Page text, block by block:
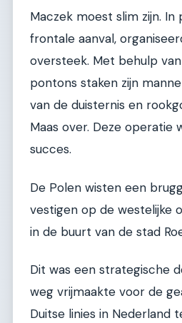
Maczek moest slim zijn. In
frontale aanval,
oversteek. Met behulp
pontons staken zijn
van de duisternis en
Maas over. Deze operatie
succes.
De Polen wisten een
vestigen op de westelijke
in de buurt van de stad
Dit was een strategische
weg vrijmaakte voor de
Duitse linies in Nederland